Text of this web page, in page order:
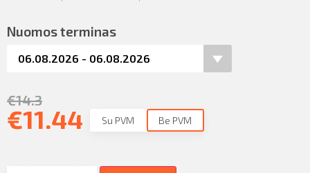
Nuomos terminas
€14.3
€11.44 Su PVM Be PVM